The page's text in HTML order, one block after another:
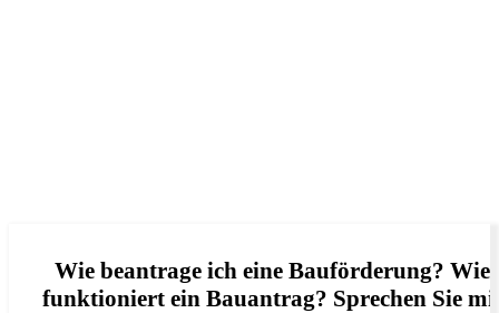
Wie beantrage ich eine Bauförderung? Wie
funktioniert ein Bauantrag? Sprechen Sie